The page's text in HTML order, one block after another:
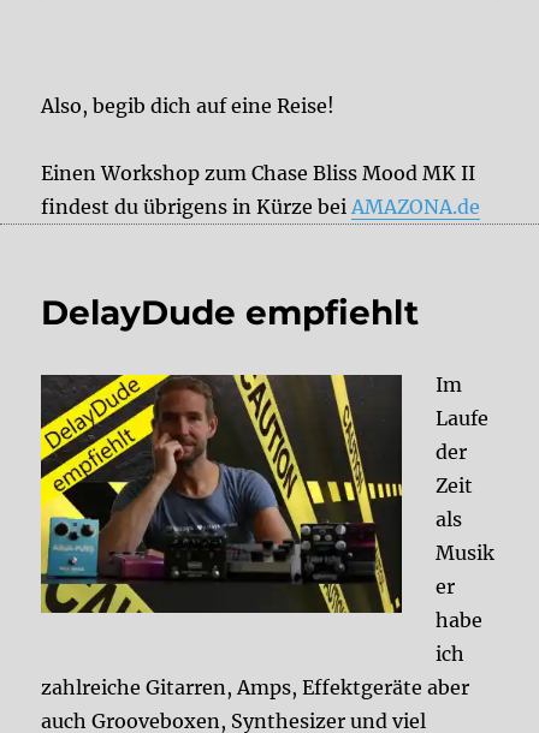
Also, begib dich auf eine Reise!
Einen Workshop zum Chase Bliss Mood MK II
findest du übrigens in Kürze beiAMAZONA.de
DelayDude empfiehlt
Im
Laufe
der
Zeit
als
Musik
er
habe
ich
zahlreiche Gitarren, Amps, Effektgeräte aber
auch Grooveboxen, Synthesizer und viel